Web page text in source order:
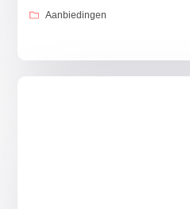
Aanbiedingen